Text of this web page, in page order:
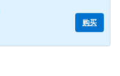
购买